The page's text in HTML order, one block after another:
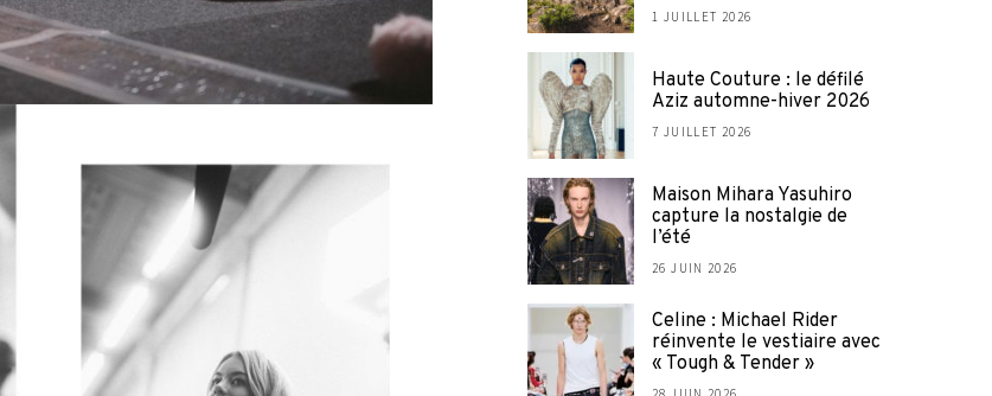
1 JUILLET 2026
Haute Couture : le défilé
Aziz automne-hiver 2026
7 JUILLET 2026
Maison Mihara Yasuhiro
capture la nostalgie de
l’été
26 JUIN 2026
Celine : Michael Rider
réinvente le vestiaire avec
« Tough & Tender »